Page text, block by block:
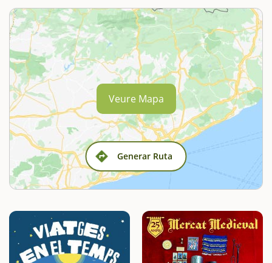
Generar Ruta
Veure Mapa